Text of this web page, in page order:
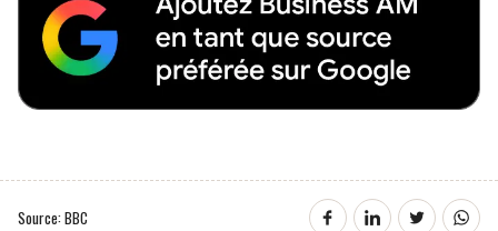
Source: BBC